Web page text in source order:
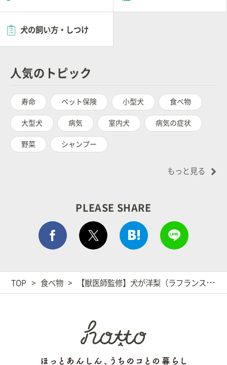
犬の飼い方・しつけ
人気のトピック
寿命 ペット保険 小型犬 食べ物
大型犬 病気 室内犬 病気の症状
野菜 シャンプー
もっと見る
PLEASE SHARE
Facebook シェア はてぶでシェア
TOP 食べ物 【獣医師監修】犬が洋梨（ラフランス）を食べても大丈夫？メリットや適量、注意点、栄養素は？